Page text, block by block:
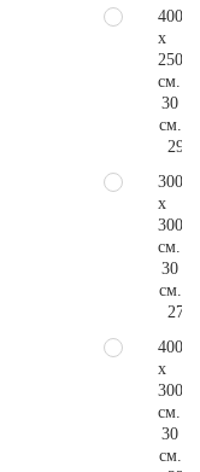
400
x
250
см.
30
см.
300
x
300
см.
30
см.
400
x
300
см.
30
см.